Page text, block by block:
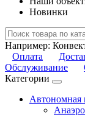
Новинки
Например:
Оплата
Обслуживание
Категории
Автономная